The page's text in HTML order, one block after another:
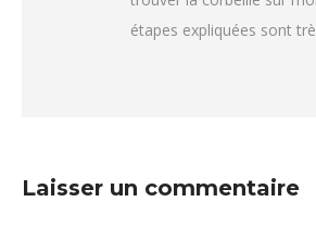
étapes expliquées sont
Laisser un commentaire